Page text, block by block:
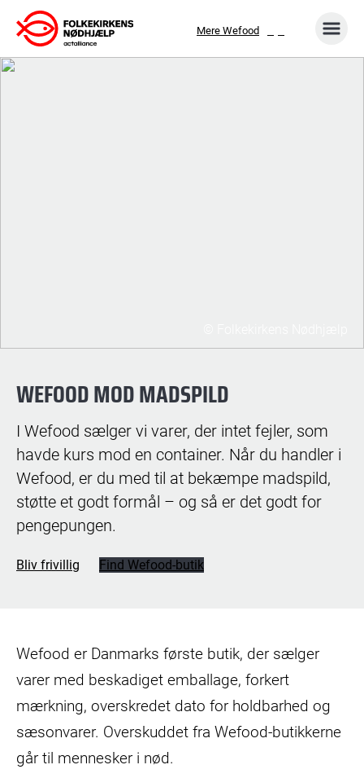
Gå
til
indhold
Mere Wefood
WEFOOD MOD MADSPILD
I Wefood sælger vi varer, der intet fejler, som
havde kurs mod en container. Når du handler i
Wefood, er du med til at bekæmpe madspild,
støtte et godt formål – og så er det godt for
pengepungen.
Bliv frivillig Find Wefood-butik
Wefood er Danmarks første butik, der sælger
varer med beskadiget emballage, forkert
mærkning, overskredet dato for holdbarhed og
sæsonvarer. Overskuddet fra Wefood-butikkerne
går til mennesker i nød.